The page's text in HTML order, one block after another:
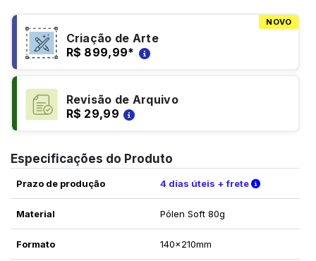
NOVO
Criação de Arte
R$ 899,99*
Revisão de Arquivo
R$ 29,99
Especificações do Produto
Prazo de produção 4 dias úteis + frete Verifique
Material Pólen Soft 80g
Formato 140x210mm